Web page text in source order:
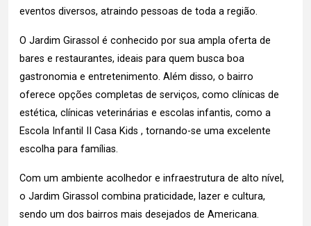
eventos diversos, atraindo pessoas de toda a região.
O Jardim Girassol é conhecido por sua ampla oferta de
bares e restaurantes, ideais para quem busca boa
gastronomia e entretenimento. Além disso, o bairro
oferece opções completas de serviços, como clínicas de
estética, clínicas veterinárias e escolas infantis, como a
Escola Infantil II Casa Kids , tornando-se uma excelente
escolha para famílias.
Com um ambiente acolhedor e infraestrutura de alto nível,
o Jardim Girassol combina praticidade, lazer e cultura,
sendo um dos bairros mais desejados de Americana.